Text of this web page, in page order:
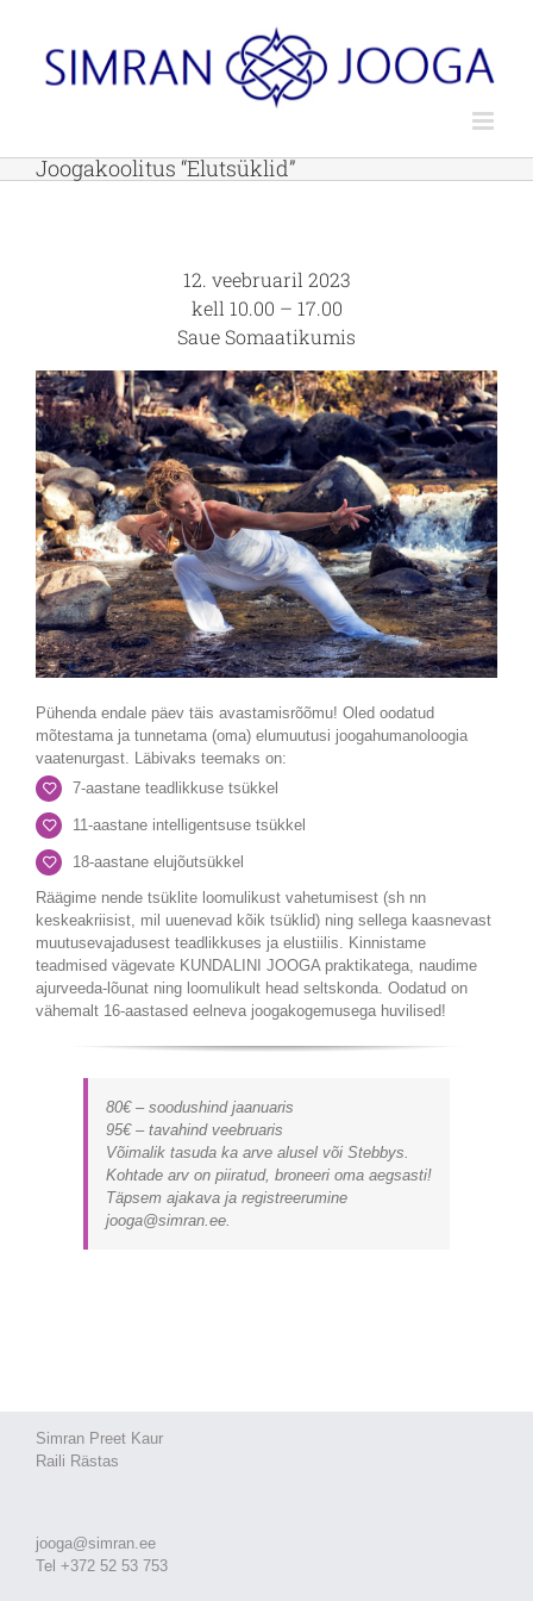
content
Joogakoolitus “Elutsüklid”
12. veebruaril 2023
kell 10.00 – 17.00
Saue Somaatikumis
Pühenda endale päev täis avastamisrõõmu! Oled oodatud
mõtestama ja tunnetama (oma) elumuutusi joogahumanoloogia
vaatenurgast. Läbivaks teemaks on:
7-aastane teadlikkuse tsükkel
11-aastane intelligentsuse tsükkel
18-aastane elujõutsükkel
Räägime nende tsüklite loomulikust vahetumisest (sh nn
keskeakriisist, mil uuenevad kõik tsüklid) ning sellega kaasnevast
muutusevajadusest teadlikkuses ja elustiilis. Kinnistame
teadmised vägevate KUNDALINI JOOGA praktikatega, naudime
ajurveeda-lõunat ning loomulikult head seltskonda. Oodatud on
vähemalt 16-aastased eelneva joogakogemusega huvilised!
80€ – soodushind jaanuaris
95€ – tavahind veebruaris
Võimalik tasuda ka arve alusel või Stebbys.
Kohtade arv on piiratud, broneeri oma aegsasti!
Täpsem ajakava ja registreerumine
jooga@simran.ee.
Simran Preet Kaur
Raili Rästas
jooga@simran.ee
Tel +372 52 53 753